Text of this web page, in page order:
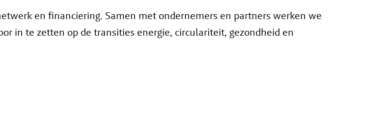
en financiering. Samen met ondernemers en partners werken we
in te zetten op de transities energie, circulariteit, gezondheid en